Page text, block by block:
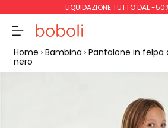
LIQUIDAZIONE TUTTO DAL -
Home Bambina Pantalone in
nero